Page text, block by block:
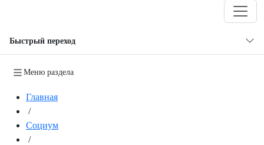
Быстрый переход
Меню раздела
Главная
/
Социум
/